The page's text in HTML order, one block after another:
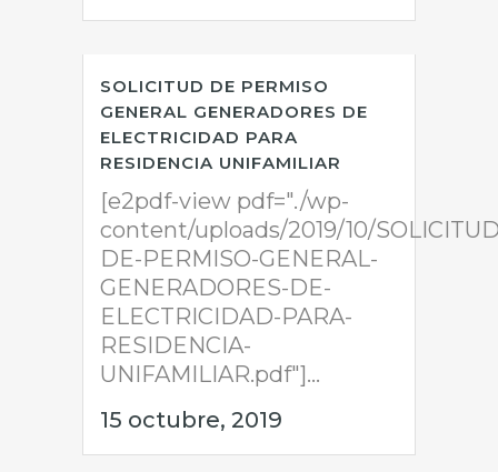
SOLICITUD DE PERMISO
GENERAL GENERADORES DE
ELECTRICIDAD PARA
RESIDENCIA UNIFAMILIAR
[e2pdf-view pdf="./wp-
content/uploads/2019/10/
DE-PERMISO-GENERAL-
GENERADORES-DE-
ELECTRICIDAD-PARA-
RESIDENCIA-
UNIFAMILIAR.pdf"]...
15 octubre, 2019